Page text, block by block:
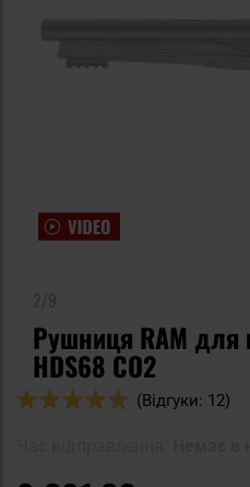
Рушниця RAM для
HDS68 CO2
Оцінка:
(Відгуки: 12)